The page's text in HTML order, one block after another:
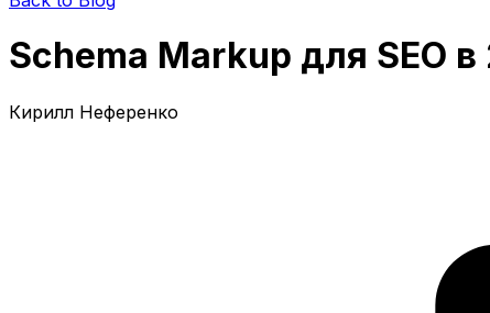
Schema Markup для SEO
Кирилл Неференко